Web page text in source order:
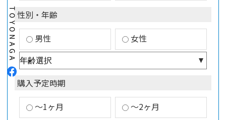
性別・年齢
男性
女性
購入予定時期
～1ヶ月
～2ヶ月